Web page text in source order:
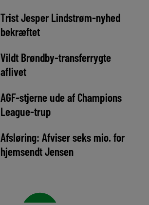
Trist Jesper Lindstrøm-nyhed
bekræftet
Vildt Brøndby-transferrygte
aflivet
AGF-stjerne ude af Champions
League-trup
Afsløring: Afviser seks mio. for
hjemsendt Jensen